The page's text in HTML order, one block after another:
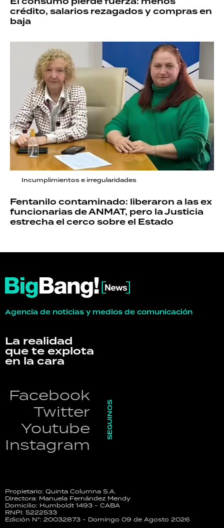
crédito, salarios rezagados y compras en
baja
Incumplimientos e irregularidades
Fentanilo contaminado: liberaron a las ex
funcionarias de ANMAT, pero la Justicia
estrecha el cerco sobre el Estado
Agencia de noticias y medios de comunicación
La realidad
que te explota
en la cara
Facebook
Twitter
Youtube
Instagram
SEGUINOS
Propietario: Quinta Columna S.A.
Directora: Manuela Fernández Mendy
Domicilio: Humboldt 1493 - CABA
RNPI: 5222533
Edición N°: 20032873 - Domingo 09 de Agosto 2026